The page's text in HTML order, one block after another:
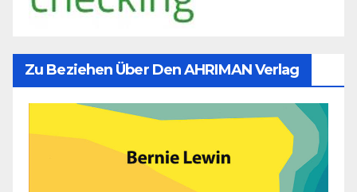
Zu Beziehen Über Den AHRIMAN Verlag